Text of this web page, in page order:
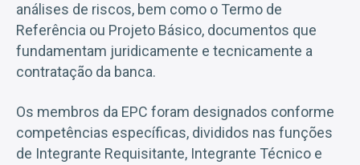
análises de riscos, bem como o Termo de
Referência ou Projeto Básico, documentos que
fundamentam juridicamente e tecnicamente a
contratação da banca.
Os membros da EPC foram designados conforme
competências específicas, divididos nas funções
de Integrante Requisitante, Integrante Técnico e